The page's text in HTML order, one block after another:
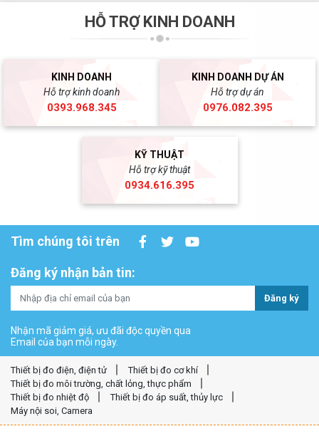
HỖ TRỢ KINH DOANH
KINH DOANH
Hỗ trợ kinh doanh
0393.968.345
KINH DOANH DỰ ÁN
Hỗ trợ dự án
0976.082.395
KỸ THUẬT
Hỗ trợ kỹ thuật
0934.616.395
Tìm chúng tôi trên
Đăng ký nhận bản tin:
Đăng ký
Nhận mã giảm giá, ưu đãi độc quyền qua
Email của bạn mỗi ngày.
Thiết bị đo điện, điện tử
Thiết bị đo cơ khí
Thiết bị đo môi trường, chất lỏng, thực phẩm
Thiết bị đo nhiệt độ
Thiết bị đo áp suất, thủy lực
Máy nội soi, Camera